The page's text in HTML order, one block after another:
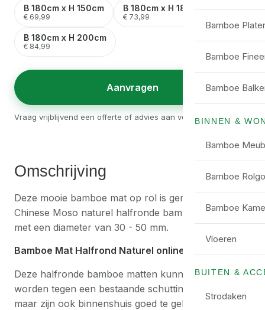
Bamboe
Bamboe
Bamboe
BINNEN &
Bamboe
Bamboe
Bamboe
Vloeren
BUITEN &
Strodaken
B 180cm x H 150cm
€ 69,99
B 180cm x H 180cm
€ 73,99
B 180cm x H 200cm
€ 84,99
Aanvragen
Vraag vrijblijvend een offerte of advies aan voor dit product.
Omschrijving
Deze mooie bamboe mat op rol is gemaakt van
Chinese Moso naturel halfronde bamboe stokken
met een diameter van 30 - 50 mm.
Bamboe Mat Halfrond Naturel online kopen
Deze halfronde bamboe matten kunnen gebruikt
worden tegen een bestaande schutting of hekwerk,
maar zijn ook binnenshuis goed te gebruiken.